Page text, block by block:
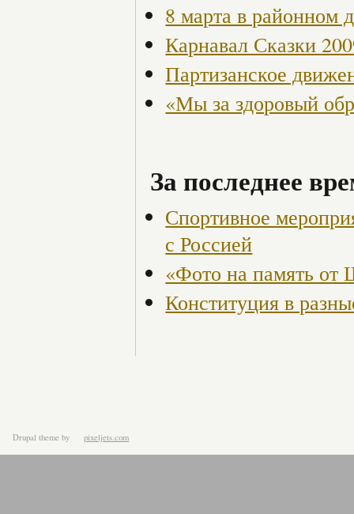
8 марта в районном
Карнавал Сказки
Партизанское
«Мы за здоровый
За последнее
Спортивное
с Россией
«Фото на память от
Конституция в
Drupal theme by pixeljets.com